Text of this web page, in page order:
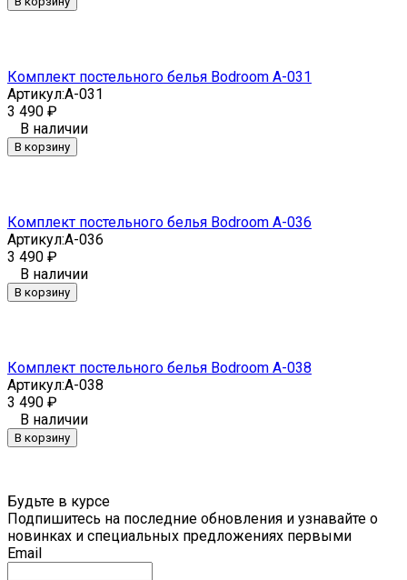
Комплект постельного белья Bodroom A-031
Артикул:A-031
3 490 ₽
В наличии
В корзину
Комплект постельного белья Bodroom A-036
Артикул:A-036
3 490 ₽
В наличии
В корзину
Комплект постельного белья Bodroom A-038
Артикул:A-038
3 490 ₽
В наличии
В корзину
Будьте в курсе
Подпишитесь на последние обновления и узнавайте о
новинках и специальных предложениях первыми
Email